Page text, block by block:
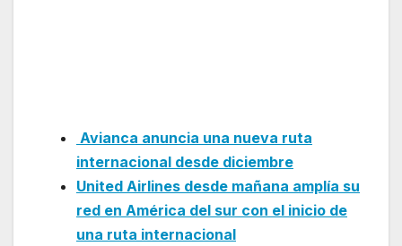
Avianca anuncia una nueva ruta
internacional desde diciembre
United Airlines desde mañana amplía su
red en América del sur con el inicio de
una ruta internacional